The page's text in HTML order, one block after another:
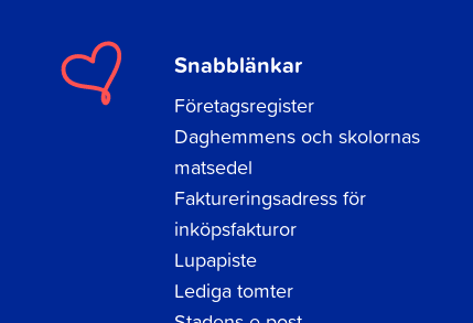
Snabblänkar
Företagsregister
Daghemmens och skolornas
matsedel
Faktureringsadress för
inköpsfakturor
Lupapiste
Lediga tomter